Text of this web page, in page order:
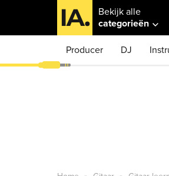
Bekijk alle
categorieën
Producer DJ